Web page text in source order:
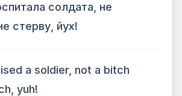
солдата, не
стерву, йух!
a soldier, not a bitch
yuh!